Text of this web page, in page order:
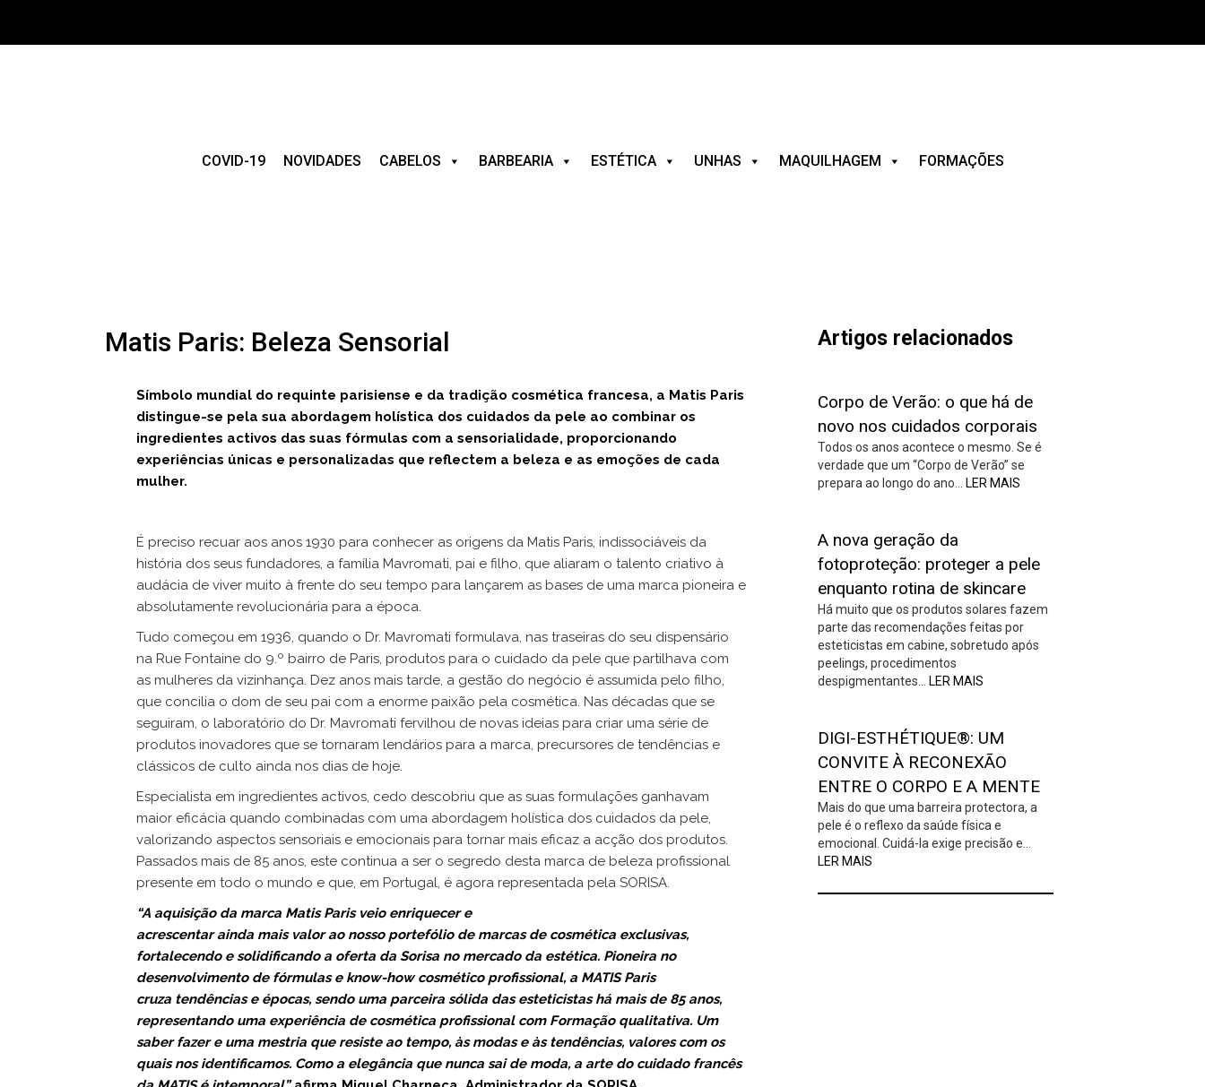
COVID-19 NOVIDADES CABELOS BARBEARIA ESTÉTICA UNHAS MAQUILHAGEM FORMAÇÕES
Matis Paris: Beleza Sensorial
Símbolo mundial do requinte parisiense e da tradição cosmética francesa, a Matis Paris
distingue-se pela sua abordagem holística dos cuidados da pele ao combinar os
ingredientes activos das suas fórmulas com a sensorialidade, proporcionando
experiências únicas e personalizadas que reflectem a beleza e as emoções de cada
mulher.
É preciso recuar aos anos 1930 para conhecer as origens da Matis Paris, indissociáveis da
história dos seus fundadores, a família Mavromati, pai e filho, que aliaram o talento criativo à
audácia de viver muito à frente do seu tempo para lançarem as bases de uma marca pioneira e
absolutamente revolucionária para a época.
Tudo começou em 1936, quando o Dr. Mavromati formulava, nas traseiras do seu dispensário
na Rue Fontaine do 9.º bairro de Paris, produtos para o cuidado da pele que partilhava com
as mulheres da vizinhança. Dez anos mais tarde, a gestão do negócio é assumida pelo filho,
que concilia o dom de seu pai com a enorme paixão pela cosmética. Nas décadas que se
seguiram, o laboratório do Dr. Mavromati fervilhou de novas ideias para criar uma série de
produtos inovadores que se tornaram lendários para a marca, precursores de tendências e
clássicos de culto ainda nos dias de hoje.
Especialista em ingredientes activos, cedo descobriu que as suas formulações ganhavam
maior eficácia quando combinadas com uma abordagem holística dos cuidados da pele,
valorizando aspectos sensoriais e emocionais para tornar mais eficaz a acção dos produtos.
Passados mais de 85 anos, este continua a ser o segredo desta marca de beleza profissional
presente em todo o mundo e que, em Portugal, é agora representada pela SORISA.
“A aquisição da marca Matis Paris veio enriquecer e
acrescentar ainda mais valor ao nosso portefólio de marcas de cosmética exclusivas,
fortalecendo e solidificando a oferta da Sorisa no mercado da estética. Pioneira no
desenvolvimento de fórmulas e know-how cosmético profissional, a MATIS Paris
cruza tendências e épocas, sendo uma parceira sólida das esteticistas há mais de 85 anos,
representando uma experiência de cosmética profissional com Formação qualitativa. Um
saber fazer e uma mestria que resiste ao tempo, às modas e às tendências, valores com os
quais nos identificamos. Como a elegância que nunca sai de moda, a arte do cuidado francês
Artigos relacionados
Corpo de Verão: o que há de
novo nos cuidados corporais
Todos os anos acontece o mesmo. Se é
verdade que um “Corpo de Verão” se
prepara ao longo do ano…
LER MAIS
A nova geração da
fotoproteção: proteger a pele
enquanto rotina de skincare
Há muito que os produtos solares fazem
parte das recomendações feitas por
esteticistas em cabine, sobretudo após
peelings, procedimentos
despigmentantes…
LER MAIS
DIGI-ESTHÉTIQUE®: UM
CONVITE À RECONEXÃO
ENTRE O CORPO E A MENTE
Mais do que uma barreira protectora, a
pele é o reflexo da saúde física e
emocional. Cuidá-la exige precisão e…
LER MAIS